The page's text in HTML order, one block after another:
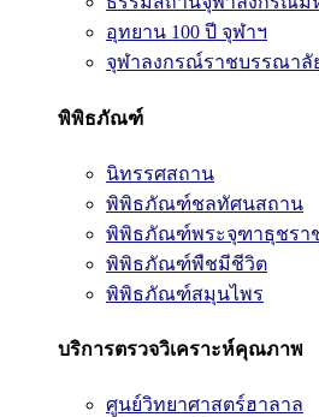
อุทยาน 100 ปี จุฬาฯ
จุฬาลงกรณ์ราชบรรณาลั
พิพิธภัณฑ์
นิทรรศสถาน
พิพิธภัณฑ์ชลทัศนสถาน
พิพิธภัณฑ์พระจุฑาธุชรา
พิพิธภัณฑ์พืชมีชีวิต
พิพิธภัณฑ์สมุนไพร
บริการตรวจวิเคราะห์คุณภาพ
ศูนย์วิทยาศาสตร์ฮาลาล